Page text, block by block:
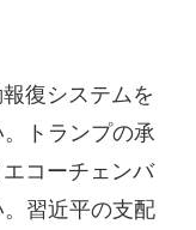
復システムを
トランプの承
コーチェンバ
習近平の支配